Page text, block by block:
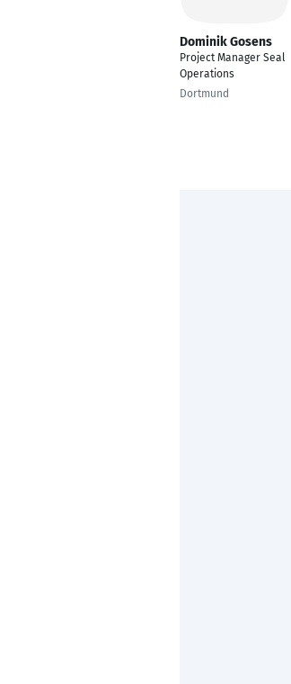
Dominik Gosens
Project Manager Seal
Operations
Dortmund